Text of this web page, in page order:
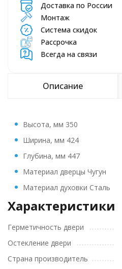
Доставка по России
Монтаж
Система скидок
Рассрочка
Всегда на связи
Описание
Высота, мм 350
Ширина, мм 424
Глубина, мм 447
Материал дверцы Чугун
Материал духовки Сталь
Характеристики
Герметичность двери
Остекление двери
Страна производитель